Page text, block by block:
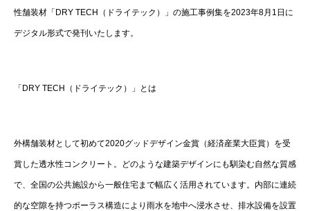
性舗装材「DRY TECH（ドライテック）」の施工事例集を2023年8月1日に
デジタル形式で発刊いたします。
「DRY TECH（ドライテック）」とは
外構舗装材として初めて2020グッドデザイン金賞（経済産業大臣賞）を受
賞した透水性コンクリート。どのような建築デザインにも馴染む自然な質感
で、全国の公共施設から一般住宅まで幅広く活用されています。内部に連続
的な空隙を持つポーラス構造により雨水を地中へ浸水させ、排水設備を設置